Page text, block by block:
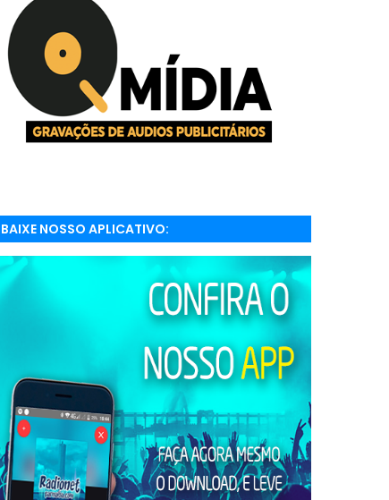
BAIXE NOSSO APLICATIVO:
RADIONETPARNAIBA